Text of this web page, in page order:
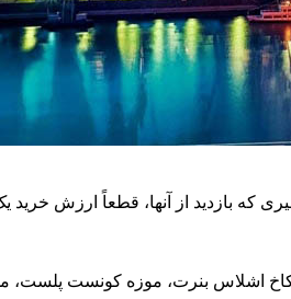
بازدید از آنها، قطعاً ارزش خرید
کاخ اشلاس بنرت، موزه کونست پلست،